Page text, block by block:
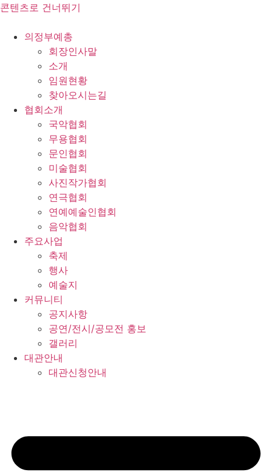
콘텐츠로 건너뛰기
의정부예총
회장인사말
소개
임원현황
찾아오시는길
협회소개
국악협회
무용협회
문인협회
미술협회
사진작가협회
연극협회
연예예술인협회
음악협회
주요사업
축제
행사
예술지
커뮤니티
공지사항
공연/전시/공모전 홍보
갤러리
대관안내
대관신청안내